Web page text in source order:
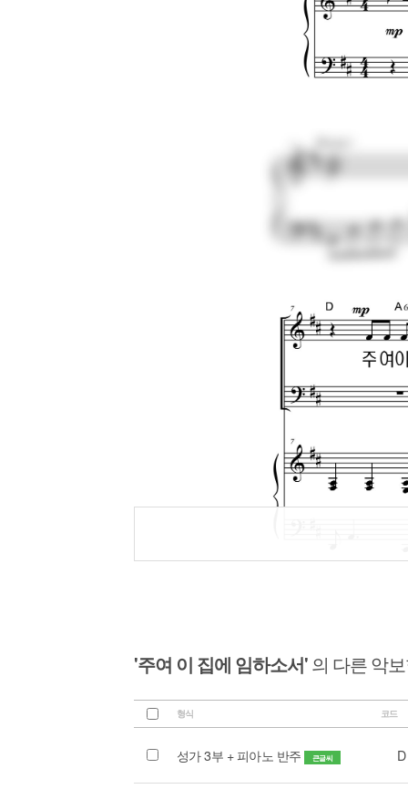
'주여 이 집에 임하소서'의 다른 악
형식 코드
성가 3부 + 피아노 반주 큰글씨